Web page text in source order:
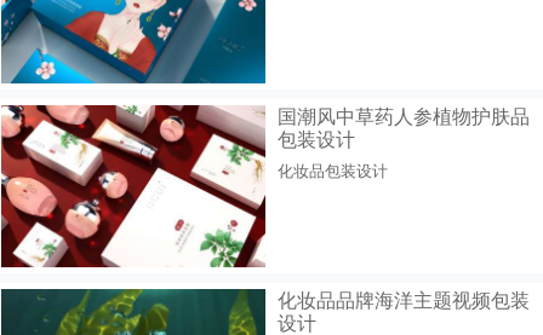
国潮风中草药人参植物护肤品
包装设计
化妆品包装设计
化妆品品牌海洋主题视频包装
设计